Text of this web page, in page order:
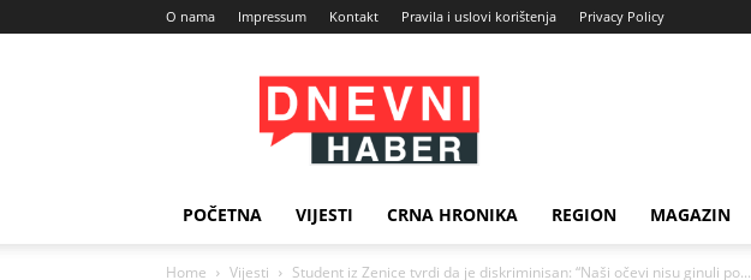
O nama Impressum Kontakt Pravila i uslovi korištenja Privacy Policy
Dnevni
Haber
POČETNA VIJESTI CRNA HRONIKA REGION MAGAZIN
Home Vijesti Student iz Zenice tvrdi da je diskriminisan: “Naši očevi nisu ginuli po...